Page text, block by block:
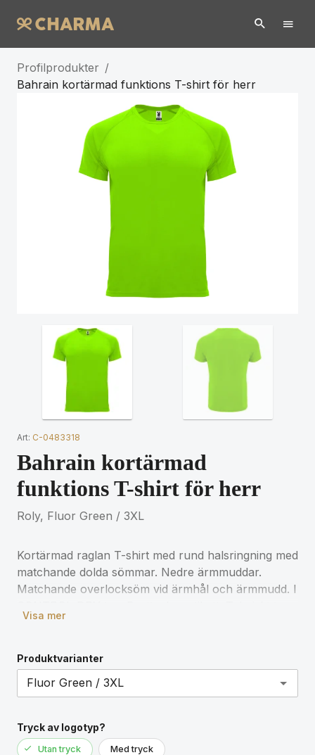
Profilprodukter /
Bahrain kortärmad funktions T-shirt för herr
Art: C-0483318
Bahrain kortärmad
funktions T-shirt för herr
Roly, Fluor Green / 3XL
Kortärmad raglan T-shirt med rund halsringning med
matchande dolda sömmar. Nedre ärmmuddar.
Matchande overlocksöm vid ärmhål och ärmmudd. I
Modellen är 180 cm och bär storlek M.
Visa mer
Produktvarianter
Tryck av logotyp?
Utan tryck Med tryck